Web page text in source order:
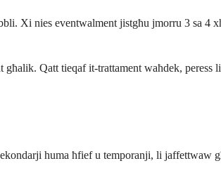
Xi nies eventwalment jistgħu jmorru 3 sa 4
Qatt tieqaf it-trattament waħdek, peress
huma ħfief u temporanji, li jaffettwaw